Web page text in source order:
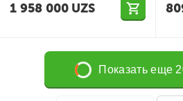
1 958 000 UZS
Показать еще